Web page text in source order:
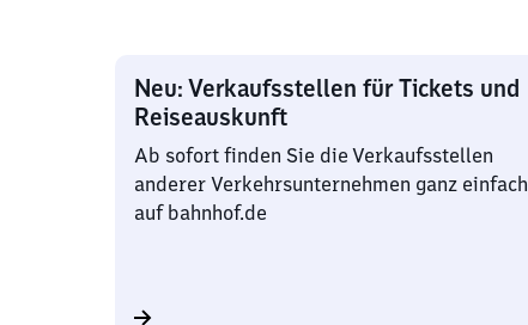
Neu: Verkaufsstellen für Tickets und
Reiseauskunft
Ab sofort finden Sie die Verkaufsstellen
anderer Verkehrsunternehmen ganz einfach
auf bahnhof.de